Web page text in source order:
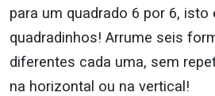
para um quadrado 6 por 6, isto
quadradinhos! Arrume seis
diferentes cada uma, sem
na horizontal ou na vertical!